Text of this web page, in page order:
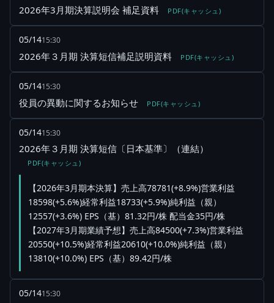
2026年3月期決算説明会 補足資料 PDF(キャッシュ)
05/1415:30
2026年３月期 決算短信補足説明資料 PDF(キャッシュ)
05/1415:30
役員の異動に関するお知らせ PDF(キャッシュ)
05/1415:30
2026年３月期 決算短信〔日本基準〕（連結）
PDF(キャッシュ)
【2026年3月期本決算】売上高78781(+8.9%)営業利益
18598(+5.6%)経常利益18733(+5.9%)純利益（親）
12557(+3.6%) EPS（基）81.32円/株 配当金35円/株
【2027年3月期業績予想】売上高84500(+7.3%)営業利益
20550(+10.5%)経常利益20610(+10.0%)純利益（親）
13810(+10.0%) EPS（基）89.42円/株
05/1415:30